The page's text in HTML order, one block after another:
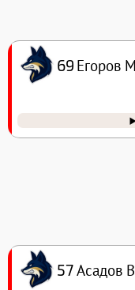
57Асадов
69 Егоров